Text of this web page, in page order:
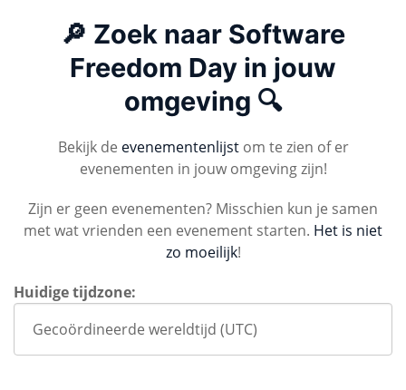
🔎 Zoek naar Software
Freedom Day in jouw
omgeving 🔍
Bekijk de evenementenlijstom te zien of er
evenementen in jouw omgeving zijn!
Zijn er geen evenementen? Misschien kun je samen
met wat vrienden een evenement starten. Het is niet
zo moeilijk!
Huidige tijdzone: